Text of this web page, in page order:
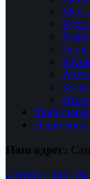
Курс
Наши
Наш адрес:
+7(931) 342-